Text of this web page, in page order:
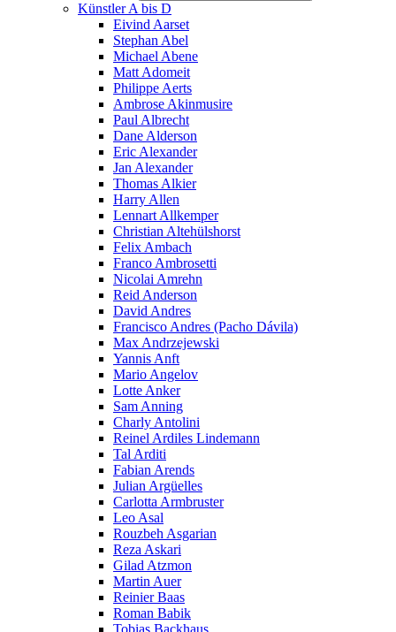
Künstler A bis D
Eivind Aarset
Stephan Abel
Michael Abene
Matt Adomeit
Philippe Aerts
Ambrose Akinmusire
Paul Albrecht
Dane Alderson
Eric Alexander
Jan Alexander
Thomas Alkier
Harry Allen
Lennart Allkemper
Christian Altehülshorst
Felix Ambach
Franco Ambrosetti
Nicolai Amrehn
Reid Anderson
David Andres
Francisco Andres (Pacho Dávila)
Max Andrzejewski
Yannis Anft
Mario Angelov
Lotte Anker
Sam Anning
Charly Antolini
Reinel Ardiles Lindemann
Tal Arditi
Fabian Arends
Julian Argüelles
Carlotta Armbruster
Leo Asal
Rouzbeh Asgarian
Reza Askari
Gilad Atzmon
Martin Auer
Reinier Baas
Roman Babik
Tobias Backhaus